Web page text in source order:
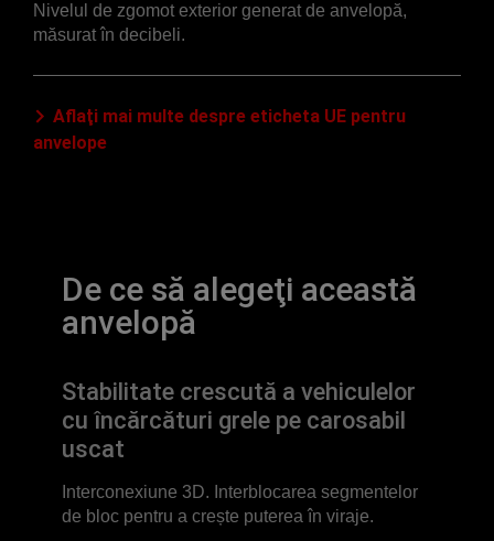
Nivelul de zgomot exterior generat de anvelopă,
măsurat în decibeli.
Aflaţi mai multe despre eticheta UE pentru
anvelope
De ce să alegeţi această
anvelopă
Stabilitate crescută a vehiculelor
cu încărcături grele pe carosabil
uscat
Interconexiune 3D. Interblocarea segmentelor
de bloc pentru a crește puterea în viraje.